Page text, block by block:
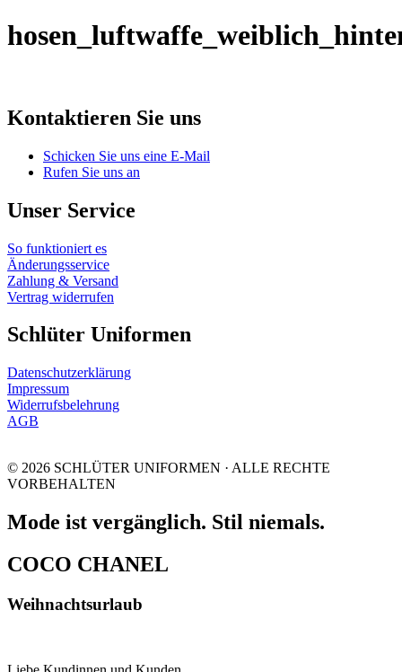
Kontaktieren Sie uns
Schicken Sie uns eine E-Mail
Rufen Sie uns an
Unser Service
So funktioniert es
Änderungsservice
Zahlung & Versand
Vertrag widerrufen
Schlüter Uniformen
Datenschutzerklärung
Impressum
Widerrufsbelehrung
AGB
© 2026 SCHLÜTER UNIFORMEN · ALLE RECHTE
VORBEHALTEN
Mode ist vergänglich. Stil niemals.
COCO CHANEL
Weihnachtsurlaub